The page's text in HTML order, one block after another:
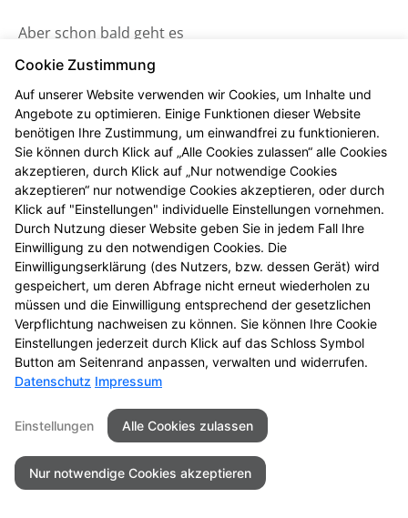
Aber schon bald geht es
wieder los! Schauen Sie
gerne ab dem 02. Juni
2026 vorbei und
entdecken Sie neue
Aktionsprodukte und
das nächste
Gewinnspiel.
Seitenübersicht Kontakt
Impressum
Datenschutz
Barrierefreiheit
© 2026 Bären-Apotheke
Cookie Zustimmung
Auf unserer Website verwenden wir Cookies, um Inhalte und
Angebote zu optimieren. Einige Funktionen dieser Website
benötigen Ihre Zustimmung, um einwandfrei zu funktionieren.
Sie können durch Klick auf „Alle Cookies zulassen“ alle Cookies
akzeptieren, durch Klick auf „Nur notwendige Cookies
akzeptieren“ nur notwendige Cookies akzeptieren, oder durch
Klick auf "Einstellungen" individuelle Einstellungen vornehmen.
Durch Nutzung dieser Website geben Sie in jedem Fall Ihre
Einwilligung zu den notwendigen Cookies. Die
Einwilligungserklärung (des Nutzers, bzw. dessen Gerät) wird
gespeichert, um deren Abfrage nicht erneut wiederholen zu
müssen und die Einwilligung entsprechend der gesetzlichen
Verpflichtung nachweisen zu können. Sie können Ihre Cookie
Einstellungen jederzeit durch Klick auf das Schloss Symbol
Button am Seitenrand anpassen, verwalten und widerrufen.
Datenschutz Impressum
Einstellungen Alle Cookies zulassen
Nur notwendige Cookies akzeptieren